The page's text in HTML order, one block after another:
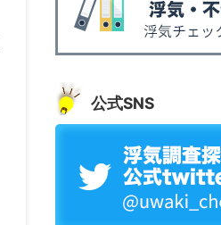
公式SNS